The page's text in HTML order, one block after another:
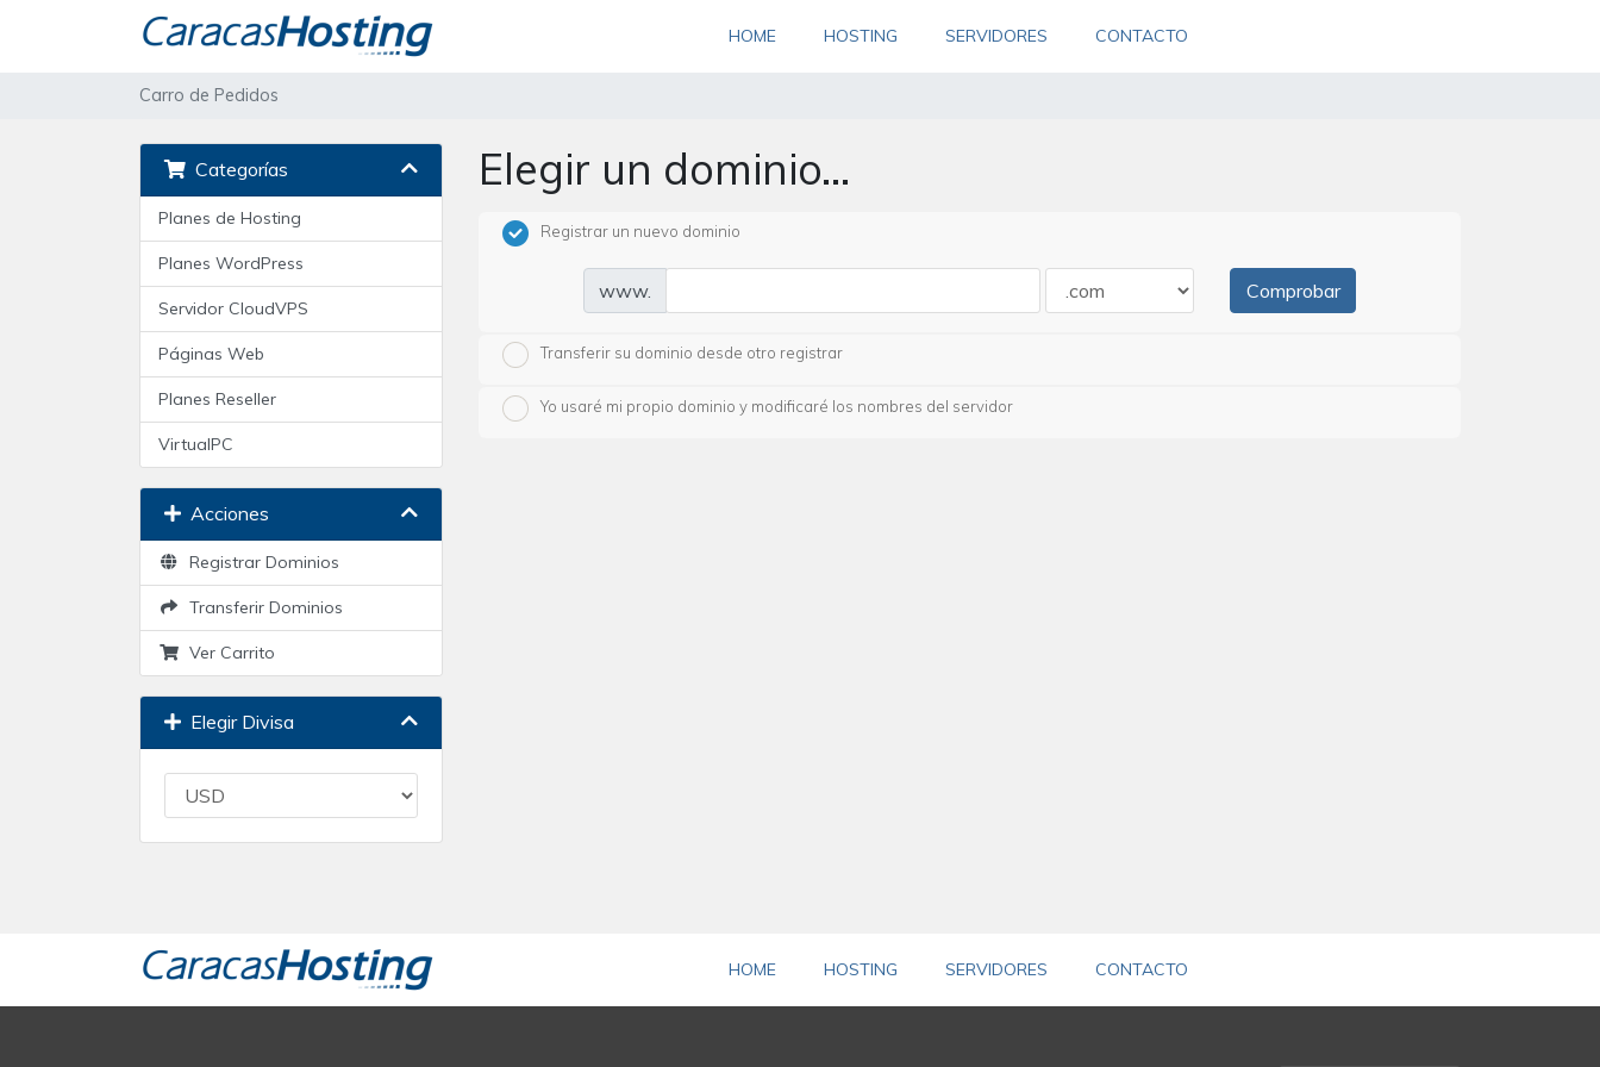
HOME(current)HOSTING SERVIDORES CONTACTO
Carro de Pedidos
Categorías
Planes de Hosting
Planes WordPress
Servidor CloudVPS
Páginas Web
Planes Reseller
VirtualPC
Acciones
Registrar Dominios
Transferir Dominios
Ver Carrito
Elegir Divisa
Elegir un dominio...
Registrar un nuevo dominio
www. Comprobar
Transferir su dominio desde otro registrar
Yo usaré mi propio dominio y modificaré los nombres del servidor
HOME(current)HOSTING SERVIDORES CONTACTO